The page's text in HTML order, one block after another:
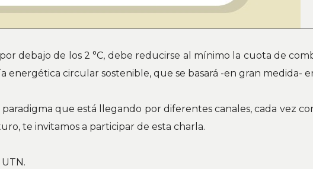
debajo de los 2 °C, debe reducirse al mínimo la cuota de
circular sostenible, que se basará -en gran medida-
que está llegando por diferentes canales, cada vez
te invitamos a participar de esta charla.